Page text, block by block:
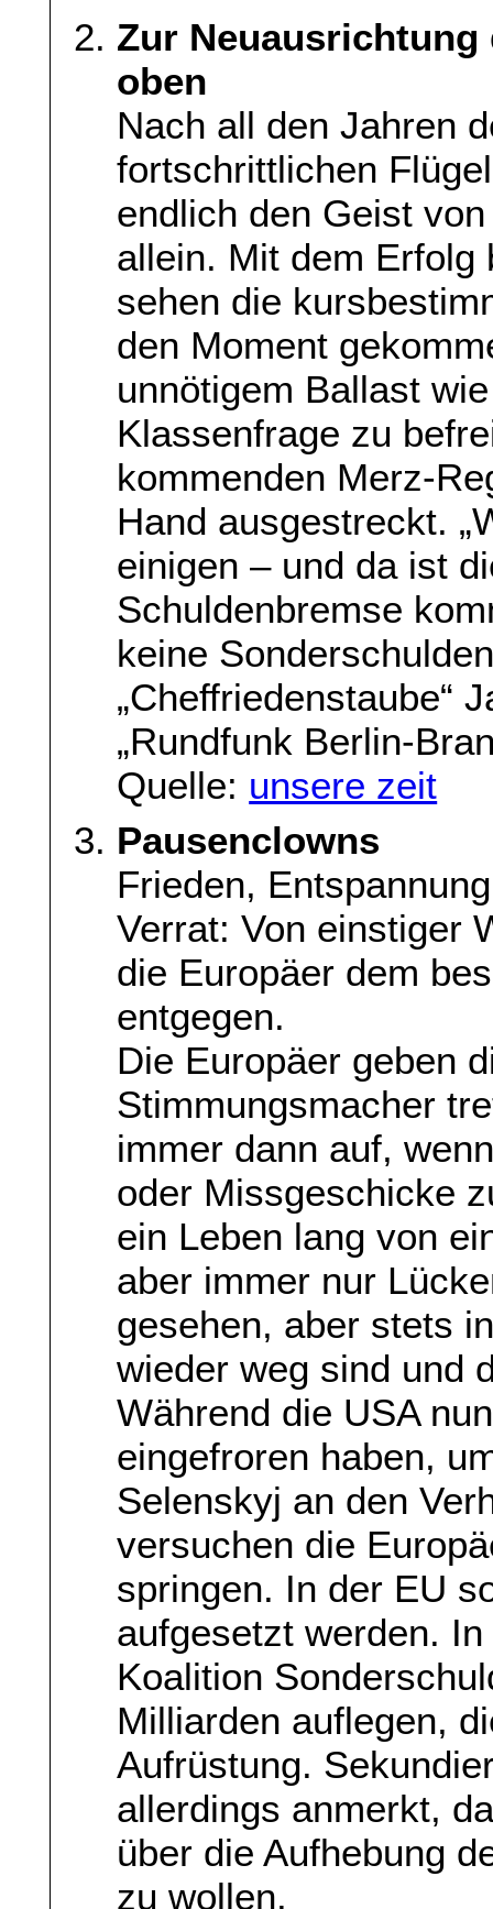
Zur
oben
Nach all den Jahren
fortschrittlichen
endlich den Geist
allein. Mit dem Erfolg
sehen die
den Moment
unnötigem Ballast
Klassenfrage zu
kommenden Merz-
Hand ausgestreckt.
einigen – und da ist
Schuldenbremse
keine
„Cheffriedenstaube“
„Rundfunk Berlin-
Quelle: unsere zeit
Pausenclowns
Frieden,
Verrat: Von einstiger
die Europäer dem
entgegen.
Die Europäer geben
Stimmungsmacher
immer dann auf,
oder Missgeschicke
ein Leben lang von
aber immer nur
gesehen, aber stets
wieder weg sind und
Während die USA
eingefroren haben,
Selenskyj an den
versuchen die
springen. In der EU
aufgesetzt werden.
Koalition
Milliarden auflegen,
Aufrüstung.
allerdings anmerkt,
über die Aufhebung
zu wollen.